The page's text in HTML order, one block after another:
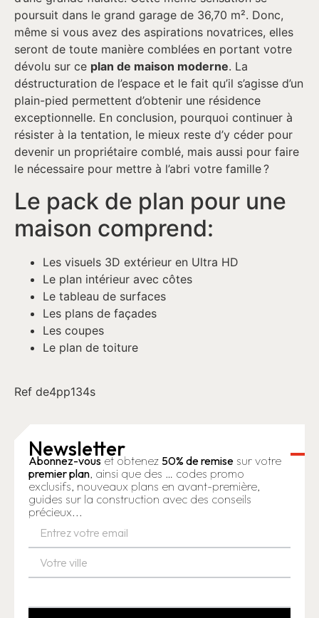
poursuit dans le grand garage de 36,70 m². Donc,
même si vous avez des aspirations novatrices, elles
seront de toute manière comblées en portant votre
dévolu sur ce plan de maison moderne. La
déstructuration de l’espace et le fait qu’il s’agisse d’un
plain-pied permettent d’obtenir une résidence
exceptionnelle. En conclusion, pourquoi continuer à
résister à la tentation, le mieux reste d’y céder pour
devenir un propriétaire comblé, mais aussi pour faire
le nécessaire pour mettre à l’abri votre famille ?
Le pack de plan pour une
maison comprend:
Les visuels 3D extérieur en Ultra HD
Le plan intérieur avec côtes
Le tableau de surfaces
Les plans de façades
Les coupes
Le plan de toiture
Ref de4pp134s
Newsletter
Abonnez-vous et obtenez 50% de remise sur votre
premier plan, ainsi que des … codes promo
exclusifs, nouveaux plans en avant-première,
guides sur la construction avec des conseils
précieux...